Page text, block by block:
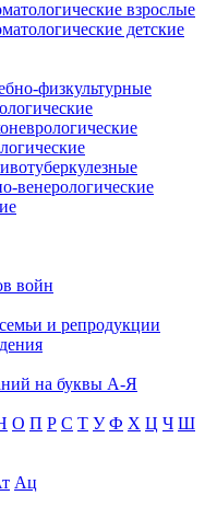
взрослые
детские
физкультурные
венерологические
войн
и репродукции
на буквы А-Я
О П Р С Т У Ф Х Ц Ч Ш
Ац